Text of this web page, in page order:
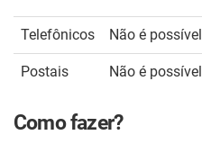
Telefônicos Não é possível
Postais Não é possível
Como fazer?